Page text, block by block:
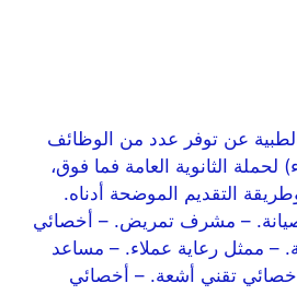
عن توفر عدد من الوظائف
الثانوية العامة فما فوق،
التقديم الموضحة أدناه.
– مشرف تمريض. – أخصائي
– ممثل رعاية عملاء. – مساعد
تقني أشعة. – أخصائي